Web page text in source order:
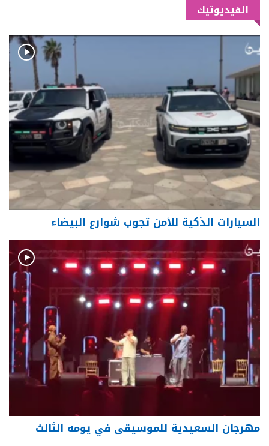
الفيديوتيك
السيارات الذكية للأمن تجوب شوارع البيضاء
مهرجان السعيدية للموسيقى في يومه الثالث